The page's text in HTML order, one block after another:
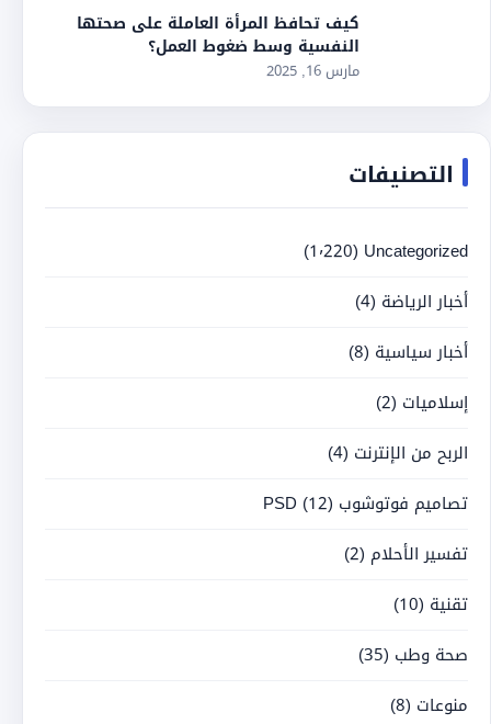
كيف تحافظ المرأة العاملة على صحتها
النفسية وسط ضغوط العمل؟
مارس 16, 2025
التصنيفات
Uncategorized (1٬220)
أخبار الرياضة (4)
أخبار سياسية (8)
إسلاميات (2)
الربح من الإنترنت (4)
تصاميم فوتوشوب PSD (12)
تفسير الأحلام (2)
تقنية (10)
صحة وطب (35)
منوعات (8)